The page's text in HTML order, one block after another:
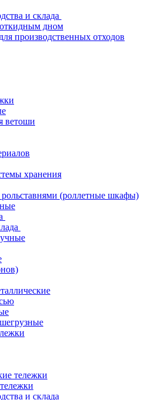
и склада
дном
производственных отходов
ветоши
хранения
(роллетные шкафы)
тележки
и склада